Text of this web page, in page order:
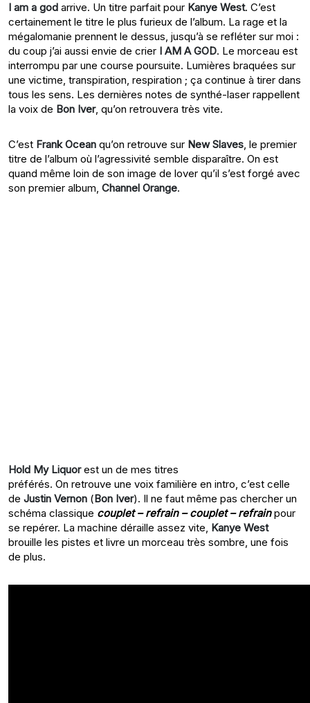
I am a god arrive. Un titre parfait pour Kanye West. C’est
certainement le titre le plus furieux de l’album. La rage et la
mégalomanie prennent le dessus, jusqu’à se refléter sur moi :
du coup j’ai aussi envie de crier I AM A GOD. Le morceau est
interrompu par une course poursuite. Lumières braquées sur
une victime, transpiration, respiration ; ça continue à tirer dans
tous les sens. Les dernières notes de synthé-laser rappellent
la voix de Bon Iver, qu’on retrouvera très vite.
C’est Frank Ocean qu’on retrouve sur New Slaves, le premier
titre de l’album où l’agressivité semble disparaître. On est
quand même loin de son image de lover qu’il s’est forgé avec
son premier album, Channel Orange.
Hold My Liquorest un de mes titres
préférés. On retrouve une voix familière en intro, c’est celle
de Justin Vernon (Bon Iver). Il ne faut même pas chercher un
schéma classique couplet – refrain – couplet – refrainpour
se repérer. La machine déraille assez vite, Kanye West
brouille les pistes et livre un morceau très sombre, une fois
de plus.